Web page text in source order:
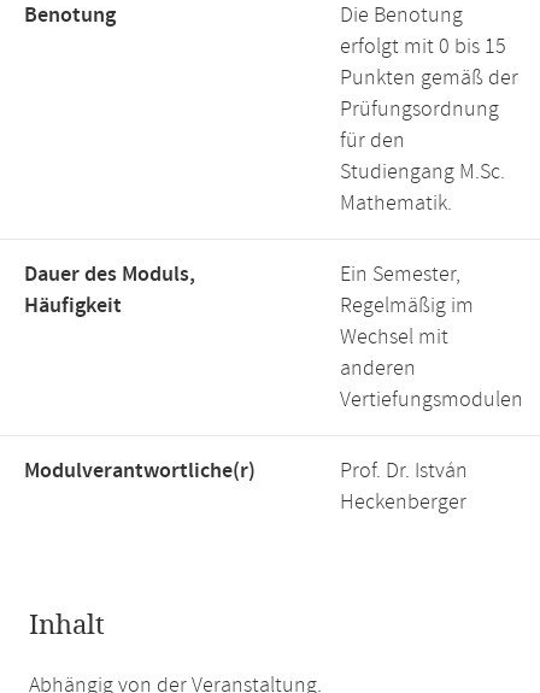
Benotung
Die Benotung
erfolgt mit 0 bis 15
Punkten gemäß der
Prüfungsordnung
für den
Studiengang M.Sc.
Mathematik.
Dauer des Moduls,
Häufigkeit
Ein Semester,
Regelmäßig im
Wechsel mit
anderen
Vertiefungsmodulen
Modulverantwortliche(r)
Prof. Dr. István
Heckenberger
Inhalt
Abhängig von der Veranstaltung.